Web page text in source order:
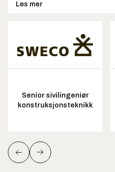
Les mer
Senior sivilingeniør
konstruksjonsteknikk